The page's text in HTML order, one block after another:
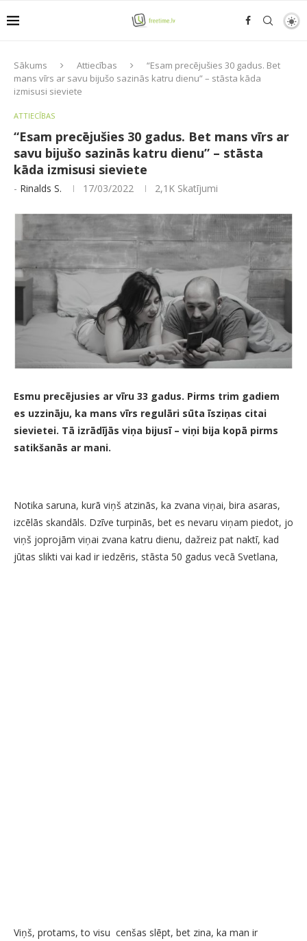
Sākums Attiecības
“Esam precējušies 30 gadus. Bet
mans vīrs ar savu bijušo sazinās katru dienu” – stāsta kāda
izmisusi sieviete
ATTIECĪBAS
“Esam precējušies 30 gadus. Bet mans vīrs ar
savu bijušo sazinās katru dienu” – stāsta
kāda izmisusi sieviete
- Rinalds S. 17/03/2022 2,1K Skatījumi
Esmu precējusies ar vīru 33 gadus. Pirms trim gadiem
es uzzināju, ka mans vīrs regulāri sūta īsziņas citai
sievietei. Tā izrādījās viņa bijusī – viņi bija kopā pirms
satikšanās ar mani.
Notika saruna, kurā viņš atzinās, ka zvana viņai, bira asaras,
izcēlās skandāls. Dzīve turpinās, bet es nevaru viņam piedot, jo
viņš joprojām viņai zvana katru dienu, dažreiz pat naktī, kad
jūtas slikti vai kad ir iedzēris, stāsta 50 gadus vecā Svetlana,
Viņš, protams, to visu cenšas slēpt, bet zina, ka man ir